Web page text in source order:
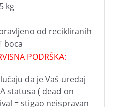
kg
od recikliranih
boca
PODRŠKA:
da je Vaš uređaj
statusa ( dead on
= stigao neispravan